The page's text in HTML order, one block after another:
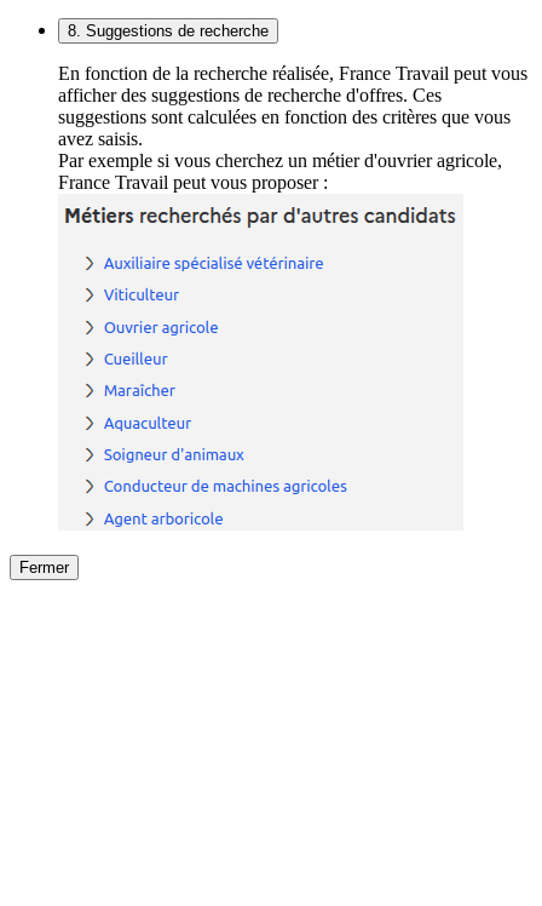
8. Suggestions de recherche
En fonction de la recherche réalisée, France Travail peut vous
afficher des suggestions de recherche d'offres. Ces
suggestions sont calculées en fonction des critères que vous
avez saisis.
Par exemple si vous cherchez un métier d'ouvrier agricole,
France Travail peut vous proposer :
Fermer